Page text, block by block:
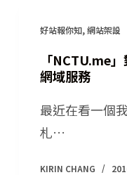
好站報你知,網站架設
「NCTU.me
網域服務
最近在看一個
札…
KIRIN CHANG